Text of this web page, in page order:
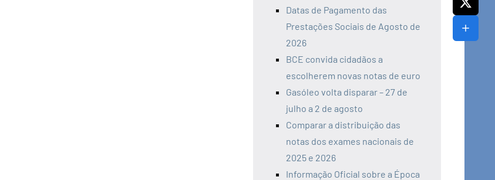
Datas de Pagamento das
Prestações Sociais de Agosto de
2026
BCE convida cidadãos a
escolherem novas notas de euro
Gasóleo volta disparar – 27 de
julho a 2 de agosto
Comparar a distribuição das
notas dos exames nacionais de
2025 e 2026
Informação Oficial sobre a Época